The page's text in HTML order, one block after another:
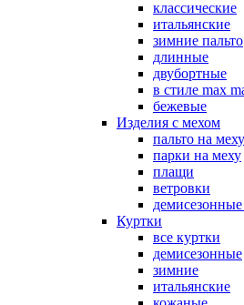
классические
итальянские
зимние пальто
длинные
двубортные
в стиле max
бежевые
Изделия с мехом
пальто на меху
парки на меху
плащи
ветровки
Куртки
все куртки
демисезонные
зимние
итальянские